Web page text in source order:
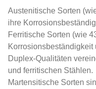
Austenitische Sorten
ihre
Ferritische Sorten (wie
Korrosionsbeständigkeit
Duplex-Qualitäten
und ferritischen Stählen.
Martensitische Sorten